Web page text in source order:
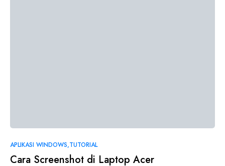
APLIKASI WINDOWS TUTORIAL
Cara Screenshot di Laptop Acer